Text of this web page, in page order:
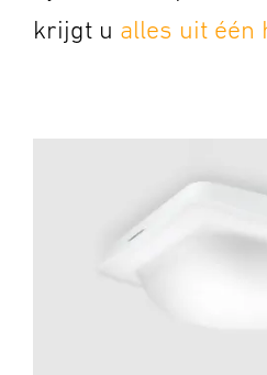
krijgt u alles uit één